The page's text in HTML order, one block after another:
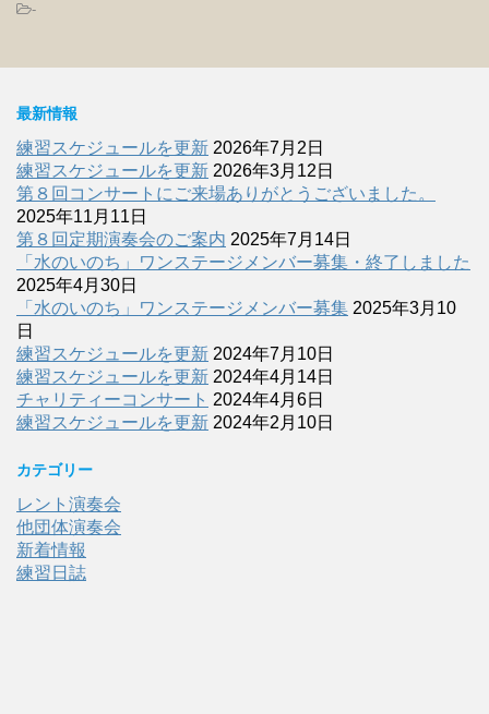
-
最新情報
練習スケジュールを更新 2026年7月2日
練習スケジュールを更新 2026年3月12日
第８回コンサートにご来場ありがとうございました。
2025年11月11日
第８回定期演奏会のご案内 2025年7月14日
「水のいのち」ワンステージメンバー募集・終了しました
2025年4月30日
「水のいのち」ワンステージメンバー募集 2025年3月10
日
練習スケジュールを更新 2024年7月10日
練習スケジュールを更新 2024年4月14日
チャリティーコンサート 2024年4月6日
練習スケジュールを更新 2024年2月10日
カテゴリー
レント演奏会
他団体演奏会
新着情報
練習日誌